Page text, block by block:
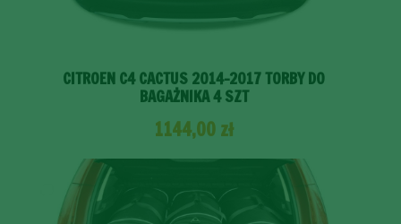
CITROEN C4 CACTUS 2014-2017 TORBY DO
BAGAŻNIKA 4 SZT
1144,00 zł